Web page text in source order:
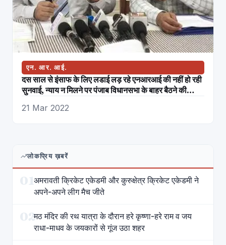
एन. आर. आई.
दस साल से इंसाफ के लिए लडाई लड़ रहे एनआरआई की नहीं हो रही
सुनवाई, न्याय न मिलने पर पंजाब विधानसभा के बाहर बैठने की
21 Mar 2022
लोकप्रिय ख़बरें
01अमरावती क्रिकेट एकेडमी और कुरुक्षेत्र क्रिकेट एकेडमी ने
अपने-अपने लीग मैच जीते
02मठ मंदिर की रथ यात्रा के दौरान हरे कृष्णा-हरे राम व जय
राधा-माधव के जयकारों से गूंज उठा शहर